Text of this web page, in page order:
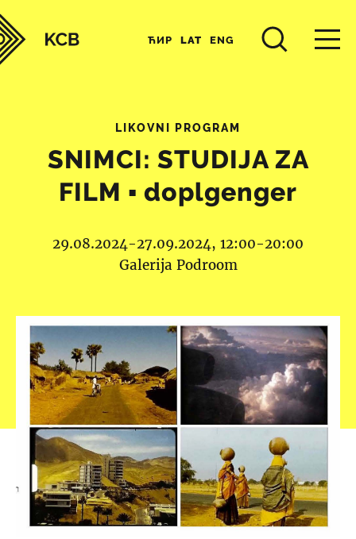
ЋИР LAT ENG
LIKOVNI PROGRAM
SNIMCI: STUDIJA ZA
FILM ▪︎ doplgenger
29.08.2024-27.09.2024, 12:00-20:00
Galerija Podroom